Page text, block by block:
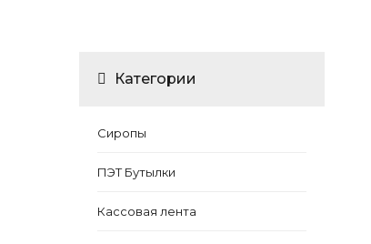
Категории
Сиропы
ПЭТ Бутылки
Кассовая лента